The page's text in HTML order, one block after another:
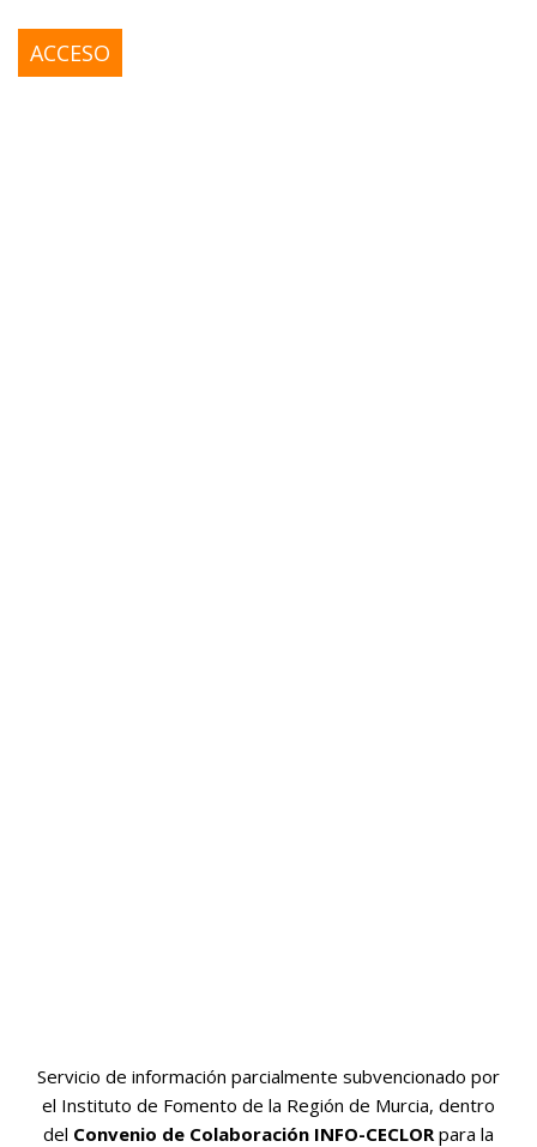
ACCESO
Servicio de información parcialmente subvencionado por
el Instituto de Fomento de la Región de Murcia, dentro
del Convenio de Colaboración INFO-CECLOR para la